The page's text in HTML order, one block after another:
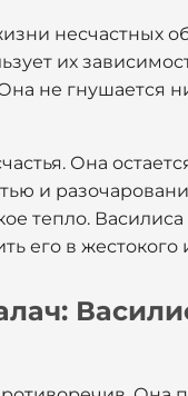
несчастных
их
не гнушается
Она
и
тепло. Василиса
его в жестокого